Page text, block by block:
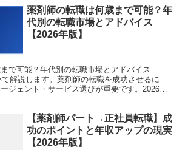
薬剤師の転職は何歳まで可能？年
代別の転職市場とアドバイス
【2026年版】
で可能？年代別の転職市場とアドバイス
て解説します。薬剤師の転職を成功させるに
ジェント・サービス選びが重要です。2026年
【薬剤師パート→正社員転職】成
功のポイントと年収アップの現実
【2026年版】